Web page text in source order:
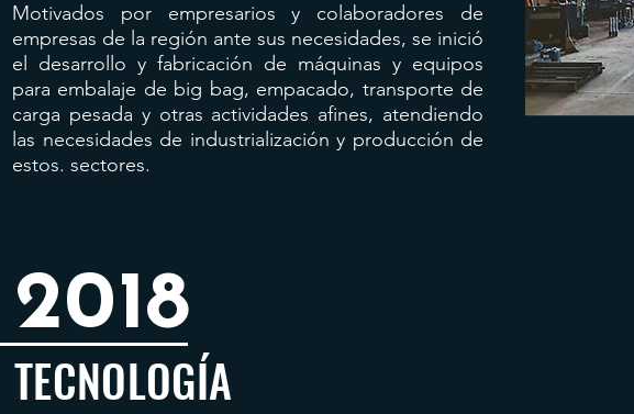
Motivados por empresarios y colaboradores de
empresas de la región ante sus necesidades, se inició
el desarrollo y fabricación de máquinas y equipos
para embalaje de big bag, empacado, transporte de
carga pesada y otras actividades afines, atendiendo
las necesidades de industrialización y producción de
estos. sectores.
TECNOLOGÍA
2018